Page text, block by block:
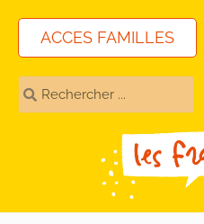
ACCES FAMILLES